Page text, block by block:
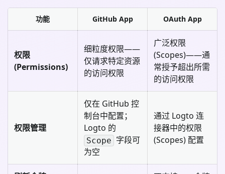
功能 GitHub App OAuth App
权限
(Permissions)
细粒度权限——
仅请求特定资源
的访问权限
广泛权限
(Scopes)——通
常授予超出所需
的访问权限
权限管理
仅在 GitHub 控
制台中配置；
Logto 的
Scope 字段可
为空
通过 Logto 连
接器中的权限
(Scopes) 配置